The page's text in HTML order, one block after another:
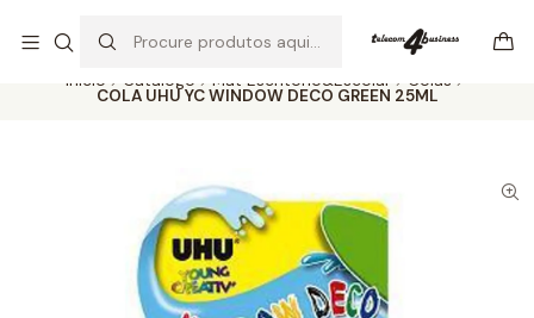
Ler mais
Início Catálogo Mat Escritório&Escolar Colas
COLA UHU YC WINDOW DECO GREEN 25ML